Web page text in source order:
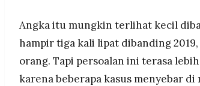
Angka itu mungkin terlihat kecil
hampir tiga kali lipat dibanding
orang. Tapi persoalan ini terasa
karena beberapa kasus menyebar